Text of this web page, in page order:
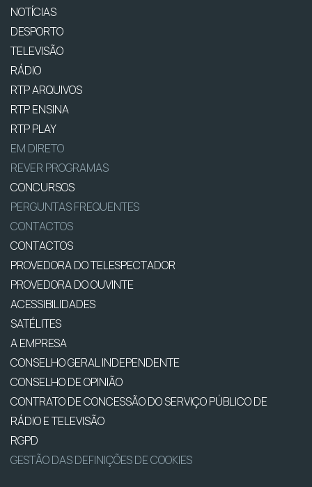
NOTÍCIAS
DESPORTO
TELEVISÃO
RÁDIO
RTP ARQUIVOS
RTP ENSINA
RTP PLAY
EM DIRETO
REVER PROGRAMAS
CONCURSOS
PERGUNTAS FREQUENTES
CONTACTOS
CONTACTOS
PROVEDORA DO TELESPECTADOR
PROVEDORA DO OUVINTE
ACESSIBILIDADES
SATÉLITES
A EMPRESA
CONSELHO GERAL INDEPENDENTE
CONSELHO DE OPINIÃO
CONTRATO DE CONCESSÃO DO SERVIÇO PÚBLICO DE
RÁDIO E TELEVISÃO
RGPD
GESTÃO DAS DEFINIÇÕES DE COOKIES